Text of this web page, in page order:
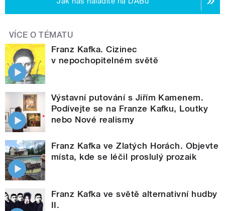
VÍCE O TÉMATU
Franz Kafka. Cizinec
v nepochopitelném světě
Výstavní putování s Jiřím Kamenem.
Podívejte se na Franze Kafku, Loutky
nebo Nové realismy
Franz Kafka ve Zlatých Horách. Objevte
místa, kde se léčil proslulý prozaik
Franz Kafka ve světě alternativní hudby
II.